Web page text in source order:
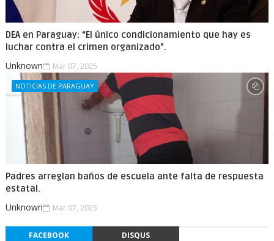
DEA en Paraguay: “El único condicionamiento que hay es
luchar contra el crimen organizado”.
Unknown Mar 07, 2025
NOTICIAS DE PARAGUAY
Padres arreglan baños de escuela ante falta de respuesta
estatal.
Unknown Mar 07, 2025
FACEBOOK DISQUS